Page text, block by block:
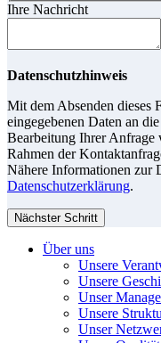
Ihre Nachricht
Datenschutzhinweis
Mit dem Absenden dieses
eingegebenen Daten an
Bearbeitung Ihrer Anfrage
Rahmen der
Nähere Informationen zur
Datenschutzerklärung.
Nächster Schritt
Über uns
Unsere
Unsere
Unser
Unsere
Unser